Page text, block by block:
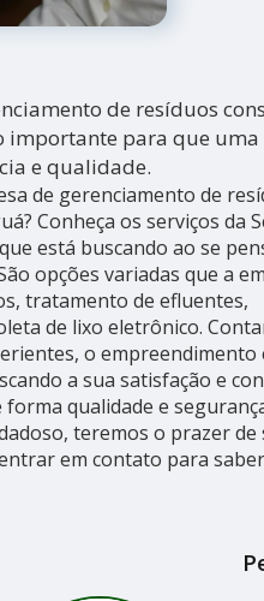
de resíduos
importante para que uma
e qualidade.
de gerenciamento de
Conheça os serviços da
está buscando ao se
opções variadas que a
tratamento de efluentes,
de lixo eletrônico.
o empreendimento
a sua satisfação e
qualidade e
teremos o prazer de
em contato para